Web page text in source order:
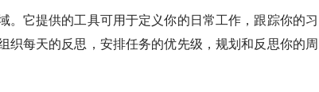
。它提供的工具可用于定义你的日常工作，跟踪你的习
织每天的反思，安排任务的优先级，规划和反思你的周